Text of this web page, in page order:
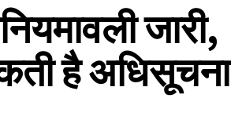
जारी,
है अधिसूचना